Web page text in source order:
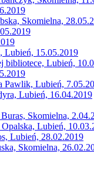
Skomielna,
Lubień, 15.05.2019
bibliotece, Lubień,
Pawlik, Lubień,
Lubień, 16.04.2019
Skomielna,
Lubień,
Lubień, 28.02.2019
Skomielna,